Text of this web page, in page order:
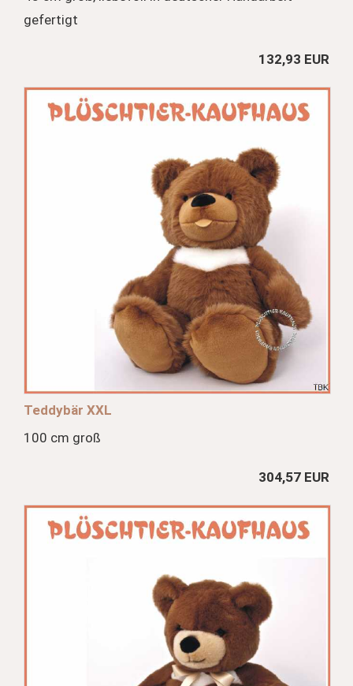
gefertigt
132,93 EUR
Teddybär XXL
100 cm groß
304,57 EUR